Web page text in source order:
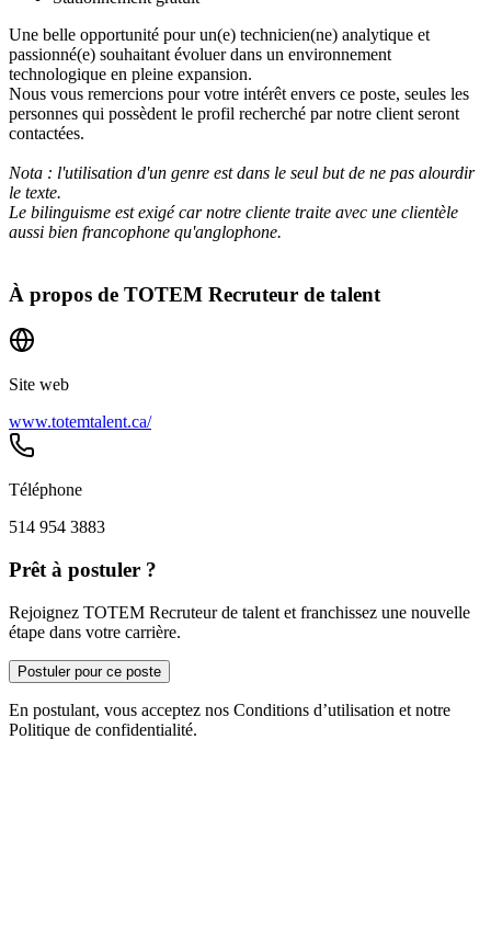
Une belle opportunité pour un(e) technicien(ne) analytique et
passionné(e) souhaitant évoluer dans un environnement
technologique en pleine expansion.
Nous vous remercions pour votre intérêt envers ce poste, seules les
personnes qui possèdent le profil recherché par notre client seront
contactées.
Nota : l'utilisation d'un genre est dans le seul but de ne pas alourdir
le texte.
Le bilinguisme est exigé car notre cliente traite avec une clientèle
aussi bien francophone qu'anglophone.
À propos de TOTEM Recruteur de talent
Site web
www.totemtalent.ca/
Téléphone
514 954 3883
Prêt à postuler ?
Rejoignez TOTEM Recruteur de talent et franchissez une nouvelle
étape dans votre carrière.
Postuler pour ce poste
En postulant, vous acceptez nos Conditions d’utilisation et notre
Politique de confidentialité.